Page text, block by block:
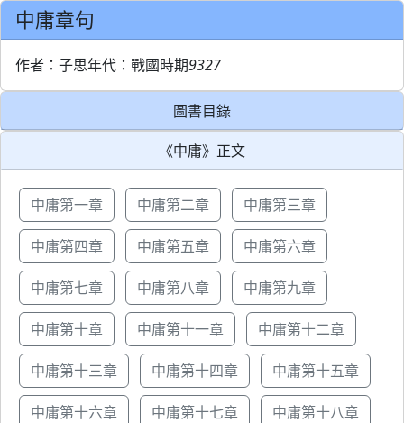
中庸章句
作者：子思年代：戰國時期9327
圖書目錄
《中庸》正文
中庸第一章 中庸第二章 中庸第三章
中庸第四章 中庸第五章 中庸第六章
中庸第七章 中庸第八章 中庸第九章
中庸第十章 中庸第十一章 中庸第十二章
中庸第十三章 中庸第十四章 中庸第十五章
中庸第十六章 中庸第十七章 中庸第十八章